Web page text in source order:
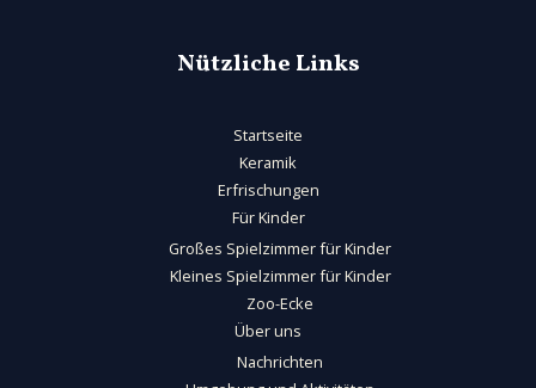
Nützliche Links
Startseite
Keramik
Erfrischungen
Für Kinder
Großes Spielzimmer für Kinder
Kleines Spielzimmer für Kinder
Zoo-Ecke
Über uns
Nachrichten